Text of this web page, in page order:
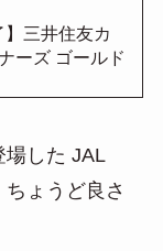
】三井住友カ
ーズ ゴールド
場した JAL
ょうど良さ